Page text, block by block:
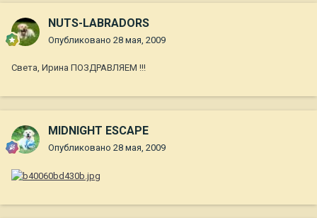
NUTS-LABRADORS
Опубликовано 28 мая, 2009
Света, Ирина ПОЗДРАВЛЯЕМ !!!
MIDNIGHT ESCAPE
Опубликовано 28 мая, 2009